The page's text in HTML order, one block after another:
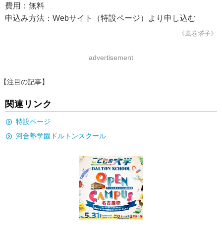
費用：無料
申込み方法：Webサイト（特設ページ）より申し込む
《風巻塔子》
advertisement
【注目の記事】
関連リンク
特設ページ
河合塾学園ドルトンスクール